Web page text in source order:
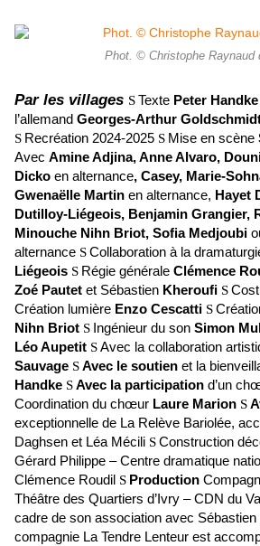
Phot. © Christophe Raynaud
Par les villages STexte Peter Handke
l’allemand Georges-Arthur
S Recréation 2024-2025 S Mise en scène
Avec Amine Adjina, Anne Alvaro,
Dicko en alternance, Casey, Marie-
Gwenaëlle Martin en alternance, Hayet
Dutilloy-Liégeois, Benjamin Grangier,
Minouche Nihn Briot, Sofia Medjoubi
alternance SCollaboration à la
Liégeois S Régie générale Clémence
Zoé Pautet et Sébastien Kheroufi S
Création lumière Enzo Cescatti S
Nihn Briot S Ingénieur du son Simon
Léo Aupetit SAvec la collaboration
Sauvage SAvec le soutien et la
Handke SAvec la participation d’un
Coordination du chœur Laure Marion S
exceptionnelle de La Relève Bariolée,
Daghsen et Léa Mécili SConstruction
Gérard Philippe – Centre dramatique
Clémence Roudil S Production
Théâtre des Quartiers d’Ivry – CDN du
cadre de son association avec Sébastien
compagnie La Tendre Lenteur est